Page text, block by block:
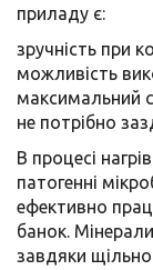
приладу є:
зручність при
можливість
максимальний
не потрібно
В процесі
патогенні
ефективно
банок. Мінерали
завдяки щільно